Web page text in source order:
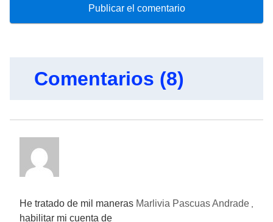
Comentarios (8)
Marlivia Pascuas Andrade
He tratado de mil maneras
habilitar mi cuenta de